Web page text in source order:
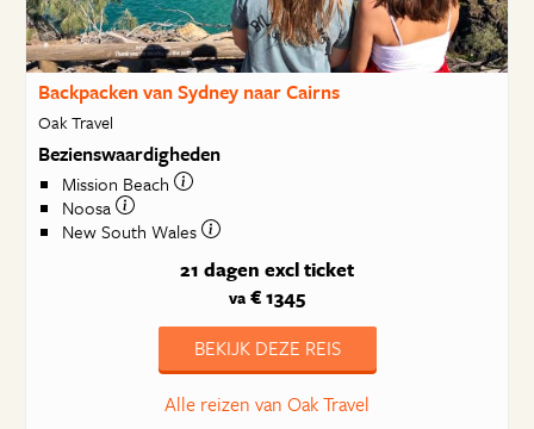
Backpacken van Sydney naar Cairns
Oak Travel
Bezienswaardigheden
Mission Beach
Noosa
New South Wales
21 dagen excl ticket
va € 1345
BEKIJK DEZE REIS
Alle reizen van Oak Travel